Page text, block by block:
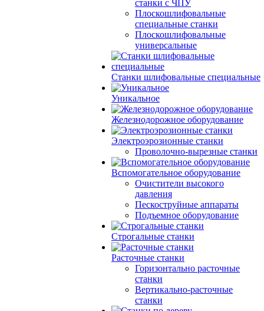
станки с ЧПУ
Плоскошлифовальные
специальные станки
Плоскошлифовальные
универсальные
Станки шлифовальные специальные
Уникальное
Железнодорожное оборудование
Электроэрозионные станки
Проволочно-вырезные станки
Вспомогательное оборудование
Очистители высокого
давления
Пескоструйные аппараты
Подъемное оборудование
Строгальные станки
Расточные станки
Горизонтально расточные
станки
Вертикально-расточные
станки